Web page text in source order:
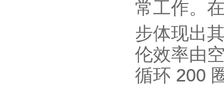
常工作。
步体现出
伦效率由
循环 200